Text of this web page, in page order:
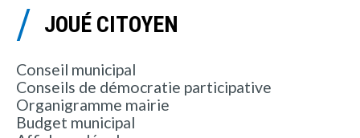
JOUÉ CITOYEN
Conseil municipal
Conseils de démocratie participative
Organigramme mairie
Budget municipal